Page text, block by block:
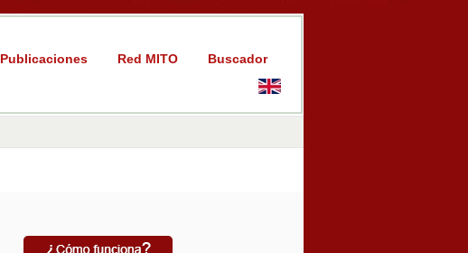
Publicaciones Red MITO Buscador